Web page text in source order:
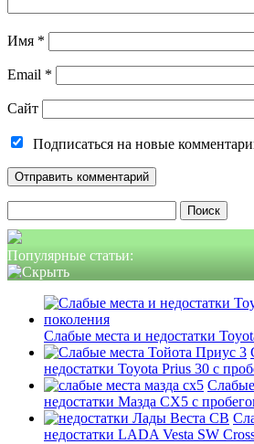
Имя *
Email *
Сайт
Подписаться на новые
Популярные статьи:
Слабые места и недостатки
недостатки Toyota Prius 30 с
недостатки Мазда СХ5 с
недостатки LADA Vesta SW